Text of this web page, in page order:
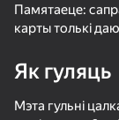
Перун: Земли Богов
Памятаеце:
карты толькі
Як гуляць
Мэта гульні